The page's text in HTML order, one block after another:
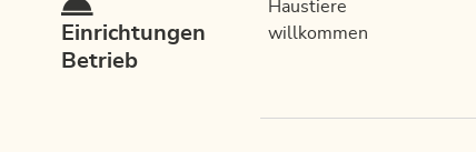
Einrichtungen
Betrieb
Haustiere
willkommen